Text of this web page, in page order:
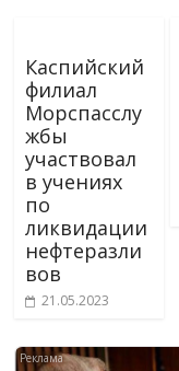
Каспийский
филиал
Морспасслу
жбы
участвовал
в учениях
по
ликвидации
нефтеразли
вов
21.05.2023